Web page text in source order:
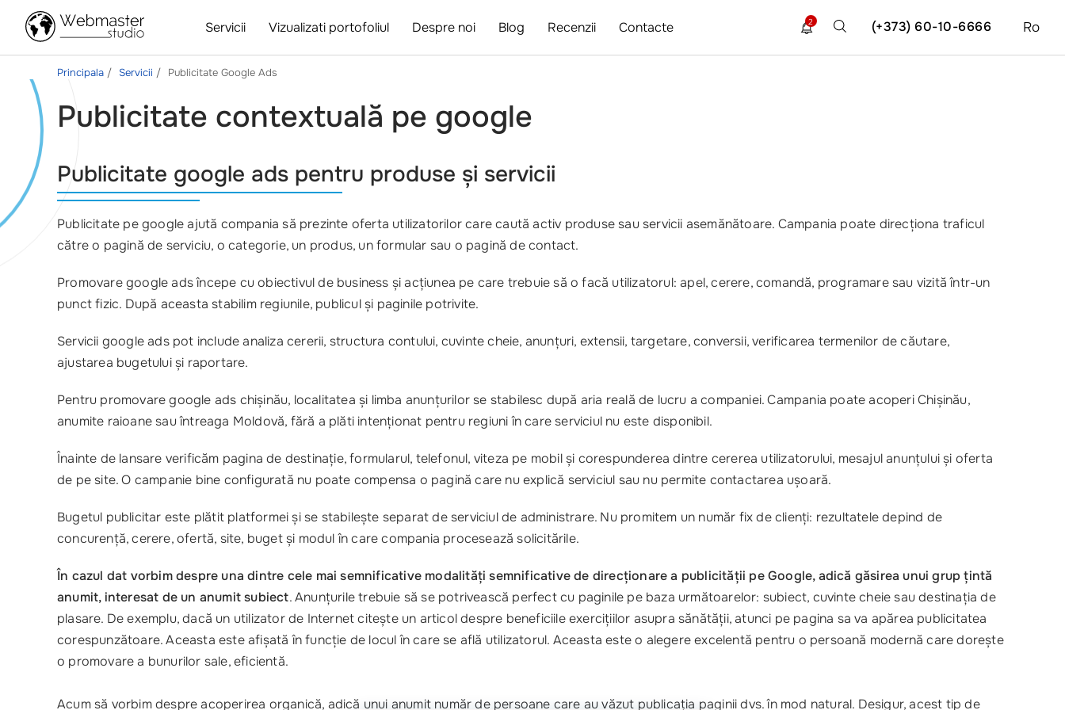
Servicii Vizualizati portofoliul Despre noi Blog Recenzii Contacte Ro
(+373) 60-10-6666
2
Principala Servicii Publicitate Google Ads
Publicitate contextuală pe google
Publicitate google ads pentru produse și servicii
Publicitate pe google ajută compania să prezinte oferta utilizatorilor care caută activ produse sau servicii asemănătoare. Campania poate direcționa traficul
către o pagină de serviciu, o categorie, un produs, un formular sau o pagină de contact.
Promovare google ads începe cu obiectivul de business și acțiunea pe care trebuie să o facă utilizatorul: apel, cerere, comandă, programare sau vizită într-un
punct fizic. După aceasta stabilim regiunile, publicul și paginile potrivite.
Servicii google ads pot include analiza cererii, structura contului, cuvinte cheie, anunțuri, extensii, targetare, conversii, verificarea termenilor de căutare,
ajustarea bugetului și raportare.
Pentru promovare google ads chișinău, localitatea și limba anunțurilor se stabilesc după aria reală de lucru a companiei. Campania poate acoperi Chișinău,
anumite raioane sau întreaga Moldovă, fără a plăti intenționat pentru regiuni în care serviciul nu este disponibil.
Înainte de lansare verificăm pagina de destinație, formularul, telefonul, viteza pe mobil și corespunderea dintre cererea utilizatorului, mesajul anunțului și oferta
de pe site. O campanie bine configurată nu poate compensa o pagină care nu explică serviciul sau nu permite contactarea ușoară.
Bugetul publicitar este plătit platformei și se stabilește separat de serviciul de administrare. Nu promitem un număr fix de clienți: rezultatele depind de
concurență, cerere, ofertă, site, buget și modul în care compania procesează solicitările.
În cazul dat vorbim despre una dintre cele mai semnificative modalități semnificative de direcționare a publicității pe Google, adică găsirea unui grup țintă
anumit, interesat de un anumit subiect. Anunțurile trebuie să se potrivească perfect cu paginile pe baza următoarelor: subiect, cuvinte cheie sau destinația de
plasare. De exemplu, dacă un utilizator de Internet citește un articol despre beneficiile exercițiilor asupra sănătății, atunci pe pagina sa va apărea publicitatea
corespunzătoare. Aceasta este afișată în funcție de locul în care se află utilizatorul. Aceasta este o alegere excelentă pentru o persoană modernă care dorește
o promovare a bunurilor sale, eficientă.
Acum să vorbim despre acoperirea organică, adică unui anumit număr de persoane care au văzut publicația paginii dvs. în mod natural. Desigur, acest tip de